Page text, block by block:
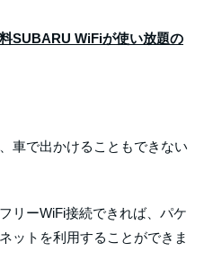
SUBARU WiFiが使い放題の
車で出かけることもできない
リーWiFi接続できれば、パケ
ットを利用することができま